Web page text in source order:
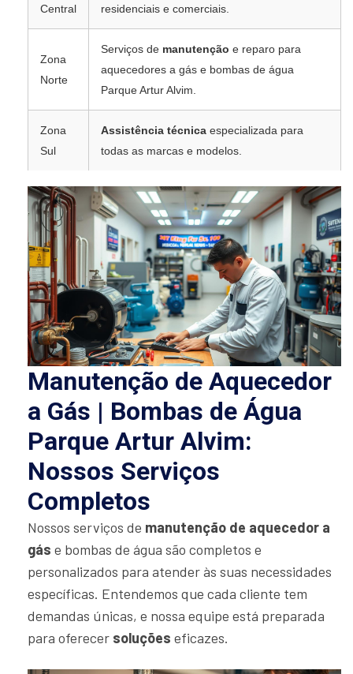
Central
residenciais e comerciais.
Zona
Norte
Serviços de manutenção e reparo para
aquecedores a gás e bombas de água
Parque Artur Alvim.
Zona
Sul
Assistência técnica especializada para
todas as marcas e modelos.
Manutenção de Aquecedor
a Gás | Bombas de Água
Parque Artur Alvim:
Nossos Serviços
Completos
Nossos serviços de manutenção de aquecedor a
gás e bombas de água são completos e
personalizados para atender às suas necessidades
específicas. Entendemos que cada cliente tem
demandas únicas, e nossa equipe está preparada
para oferecer soluções eficazes.